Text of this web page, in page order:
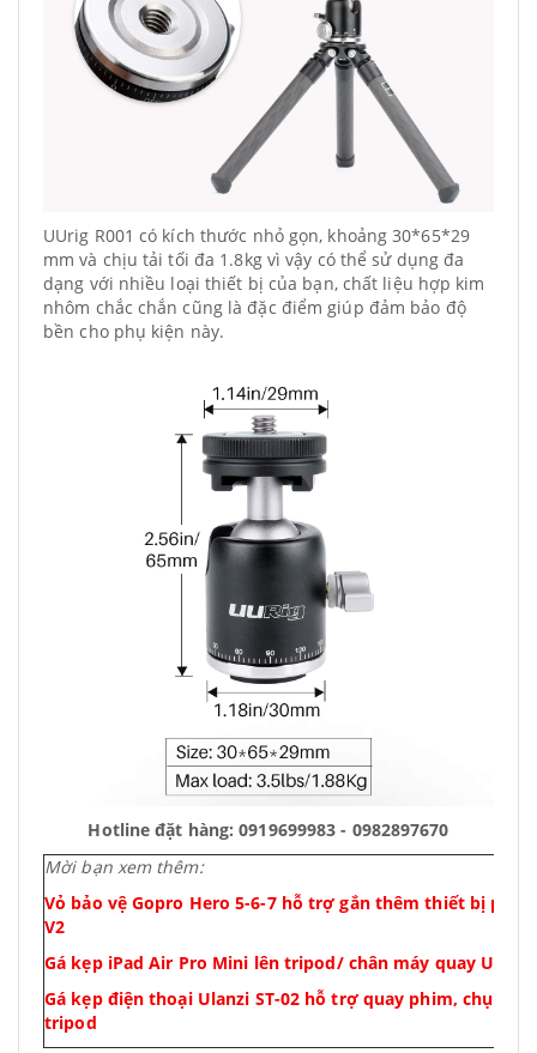
UUrig R001 có kích thước nhỏ gọn, khoảng 30*65*29
mm và chịu tải tối đa 1.8kg vì vậy có thể sử dụng đa
dạng với nhiều loại thiết bị của bạn, chất liệu hợp kim
nhôm chắc chắn cũng là đặc điểm giúp đảm bảo độ
bền cho phụ kiện này.
Hotline đặt hàng: 0919699983 - 0982897670
Mời bạn xem thêm:
Vỏ bảo vệ Gopro Hero 5-6-7 hỗ trợ gắn thêm thiết bị phụ
V2
Gá kẹp iPad Air Pro Mini lên tripod/ chân máy quay Ulanzi
Gá kẹp điện thoại Ulanzi ST-02 hỗ trợ quay phim, chụp
tripod